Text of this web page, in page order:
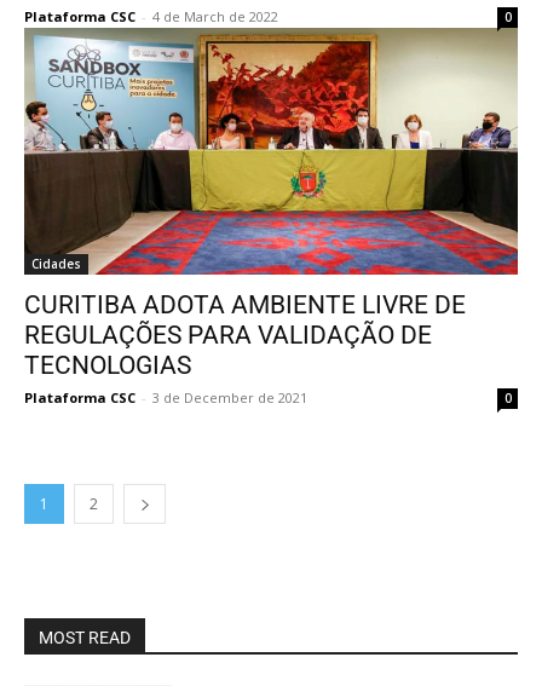
Plataforma CSC - 4 de March de 2022 0
Cidades
CURITIBA ADOTA AMBIENTE LIVRE DE
REGULAÇÕES PARA VALIDAÇÃO DE
TECNOLOGIAS
Plataforma CSC - 3 de December de 2021 0
1 2
MOST READ